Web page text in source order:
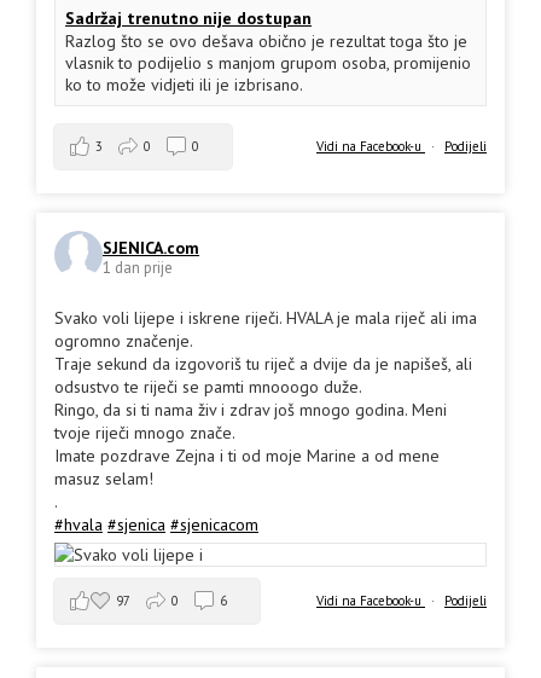
Sadržaj trenutno nije dostupan
Razlog što se ovo dešava obično je rezultat toga što je
vlasnik to podijelio s manjom grupom osoba, promijenio
ko to može vidjeti ili je izbrisano.
Vidi na Facebook-u · Podijeli
3 0 0
SJENICA.com
1 dan prije
Svako voli lijepe i iskrene riječi. HVALA je mala riječ ali ima
ogromno značenje.
Traje sekund da izgovoriš tu riječ a dvije da je napišeš, ali
odsustvo te riječi se pamti mnooogo duže.
Ringo, da si ti nama živ i zdrav još mnogo godina. Meni
tvoje riječi mnogo znače.
Imate pozdrave Zejna i ti od moje Marine a od mene
masuz selam!
.
#hvala #sjenica #sjenicacom
Vidi na Facebook-u · Podijeli
97 0 6